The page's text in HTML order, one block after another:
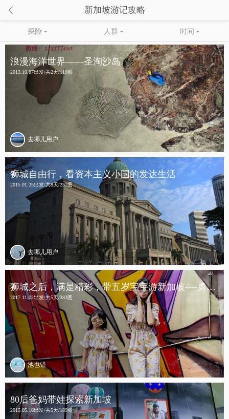
 新加坡游记攻略
探险  人群  时间 
浪漫海洋世界——圣淘沙岛
2013.10.07出发/共2天/119图
去哪儿用户
狮城自由行，看资本主义小国的发达生活
2015.01.25出发/共8天/252图
去哪儿用户
狮城之后，满是精彩，带五岁宝宝游新加坡----勇不婷兮去旅行之十
2017.11.02出发/共5天/383图
池也错
80后爸妈带娃探索新加坡
2015.05.16出发/共5天/189图